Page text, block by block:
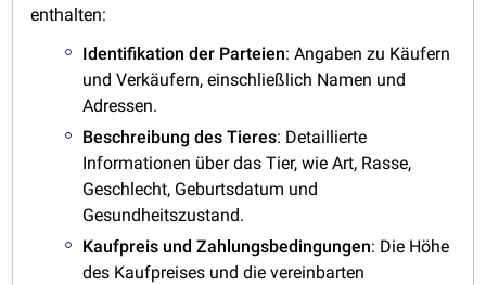
enthalten:
Identifikation der Parteien: Angaben zu Käufern
und Verkäufern, einschließlich Namen und
Adressen.
Beschreibung des Tieres: Detaillierte
Informationen über das Tier, wie Art, Rasse,
Geschlecht, Geburtsdatum und
Gesundheitszustand.
Kaufpreis und Zahlungsbedingungen: Die Höhe
des Kaufpreises und die vereinbarten